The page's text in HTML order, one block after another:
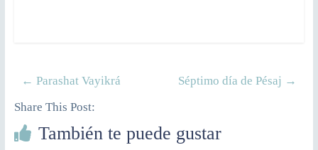
← Parashat Vayikrá Séptimo día de Pésaj →
Share This Post:
También te puede gustar